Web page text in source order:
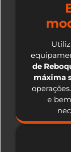
de
máxima
e